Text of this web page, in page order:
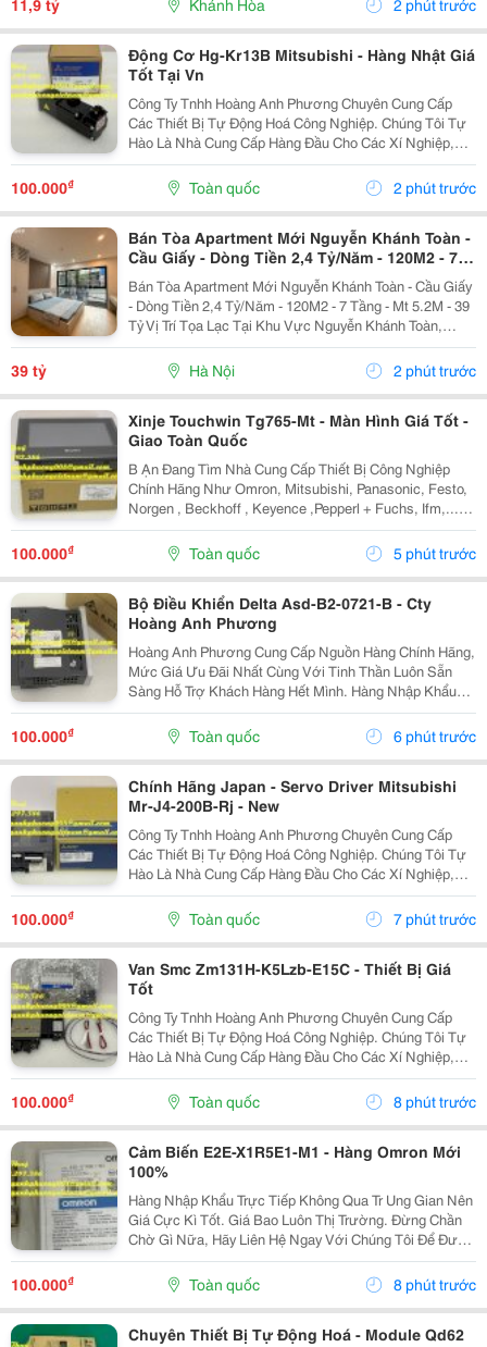
11,9 tỷ Khánh Hòa 2 phút trước
Động Cơ Hg-Kr13B Mitsubishi - Hàng Nhật Giá
Tốt Tại Vn
Công Ty Tnhh Hoàng Anh Phương Chuyên Cung Cấp
Các Thiết Bị Tự Động Hoá Công Nghiệp. Chúng Tôi Tự
Hào Là Nhà Cung Cấp Hàng Đầu Cho Các Xí Nghiệp,
Nhà Máy Lớn Tại Việt Nam. Những Sản Phẩm Quý
Khách Cần Ở Đây Chúng Tôi Đều Có Bán. Hàng Nhập...
100.000₫ Toàn quốc 2 phút trước
Bán Tòa Apartment Mới Nguyễn Khánh Toàn -
Cầu Giấy - Dòng Tiền 2,4 Tỷ/Năm - 120M2 - 7
Tầng - Mt 5.2M - 39 Tỷ
Bán Tòa Apartment Mới Nguyễn Khánh Toàn - Cầu Giấy
- Dòng Tiền 2,4 Tỷ/Năm - 120M2 - 7 Tầng - Mt 5.2M - 39
Tỷ Vị Trí Tọa Lạc Tại Khu Vực Nguyễn Khánh Toàn,
Quận Cầu Giấy, Ngõ Ô Tô Vào Nhà. Kết Nối Thuận Tiện
Nguyễn Khánh Toàn Và Các Tuyến...
39 tỷ Hà Nội 2 phút trước
Xinje Touchwin Tg765-Mt - Màn Hình Giá Tốt -
Giao Toàn Quốc
B Ạn Đang Tìm Nhà Cung Cấp Thiết Bị Công Nghiệp
Chính Hãng Như Omron, Mitsubishi, Panasonic, Festo,
Norgen , Beckhoff , Keyence ,Pepperl + Fuchs, Ifm,...Và
Các Sản Phẩm Theo Máy? Chúng Tôi Có Tất Cả Những
Gì Bạn Cần - Nguồn Hàng Chính Hãng, Mức...
100.000₫ Toàn quốc 5 phút trước
Bộ Điều Khiển Delta Asd-B2-0721-B - Cty
Hoàng Anh Phương
Hoàng Anh Phương Cung Cấp Nguồn Hàng Chính Hãng,
Mức Giá Ưu Đãi Nhất Cùng Với Tinh Thần Luôn Sẵn
Sàng Hỗ Trợ Khách Hàng Hết Mình. Hàng Nhập Khẩu
Trực Tiếp Không Qua Trung Gian Nên Giá Cực Kì Tốt.
Giá Bao Luôn Thị Trường. Đừng Chần Chờ Gì Nữa,
100.000₫ Toàn quốc 6 phút trước
Chính Hãng Japan - Servo Driver Mitsubishi
Mr-J4-200B-Rj - New
Công Ty Tnhh Hoàng Anh Phương Chuyên Cung Cấp
Các Thiết Bị Tự Động Hoá Công Nghiệp. Chúng Tôi Tự
Hào Là Nhà Cung Cấp Hàng Đầu Cho Các Xí Nghiệp,
Nhà Máy Lớn Tại Việt Nam. Chúng Tôi Cung Cấp Nguồn
Hàng Chính Hãng, Mức...
100.000₫ Toàn quốc 7 phút trước
Van Smc Zm131H-K5Lzb-E15C - Thiết Bị Giá
Tốt
Công Ty Tnhh Hoàng Anh Phương Chuyên Cung Cấp
Các Thiết Bị Tự Động Hoá Công Nghiệp. Chúng Tôi Tự
Hào Là Nhà Cung Cấp Hàng Đầu Cho Các Xí Nghiệp,
Nhà Máy Lớn Tại Việt Nam. Chúng Tôi Cung Cấp Nguồn
Hàng Chính Hãng, Mức...
100.000₫ Toàn quốc 8 phút trước
Cảm Biến E2E-X1R5E1-M1 - Hàng Omron Mới
100%
Hàng Nhập Khẩu Trực Tiếp Không Qua Tr Ung Gian Nên
Giá Cực Kì Tốt. Giá Bao Luôn Thị Trường. Đừng Chần
Chờ Gì Nữa, Hãy Liên Hệ Ngay Với Chúng Tôi Để Được
Hỗ Trợ Và Báo Giá Chi Tiết Nhất . ☘️ Ms. Nguyễn Thuý
100.000₫ Toàn quốc 8 phút trước
Chuyên Thiết Bị Tự Động Hoá - Module Qd62